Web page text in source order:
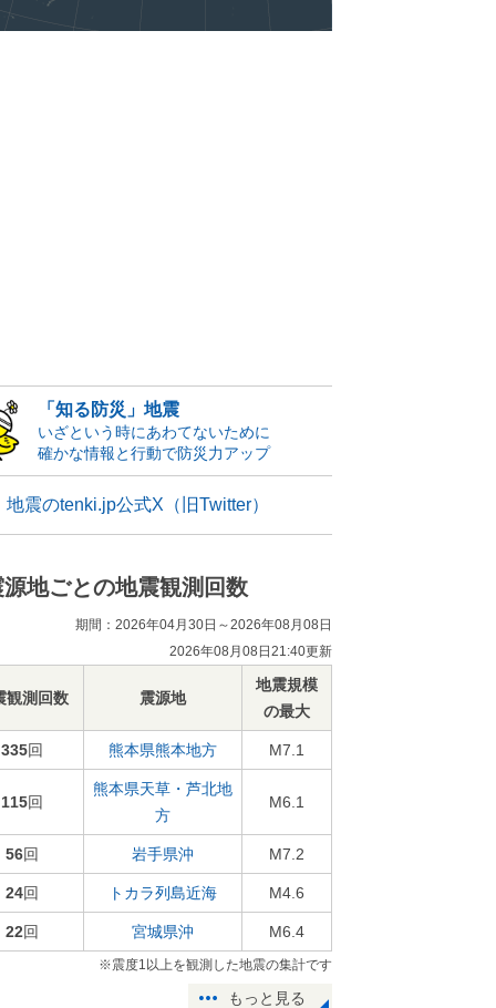
「知る防災」地震
いざという時にあわてないために
確かな情報と行動で防災力アップ
地震のtenki.jp公式X（旧Twitter）
源地ごとの地震観測回数
期間：2026年04月30日～2026年08月08日
2026年08月08日21:40更新
観測回数 震源地
地震規模
の最大
335回 熊本県熊本地方 M7.1
115回
熊本県天草・芦北地
方
M6.1
56回 岩手県沖 M7.2
24回 トカラ列島近海 M4.6
22回 宮城県沖 M6.4
※震度1以上を観測した地震の集計です
もっと見る